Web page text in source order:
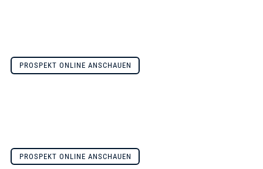
PROSPEKT ONLINE ANSCHAUEN
PROSPEKT ONLINE ANSCHAUEN